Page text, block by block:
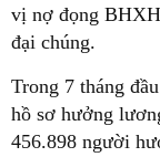
vị nợ đọng
đại chúng.
Trong 7 tháng
hồ sơ hưởng
456.898 người